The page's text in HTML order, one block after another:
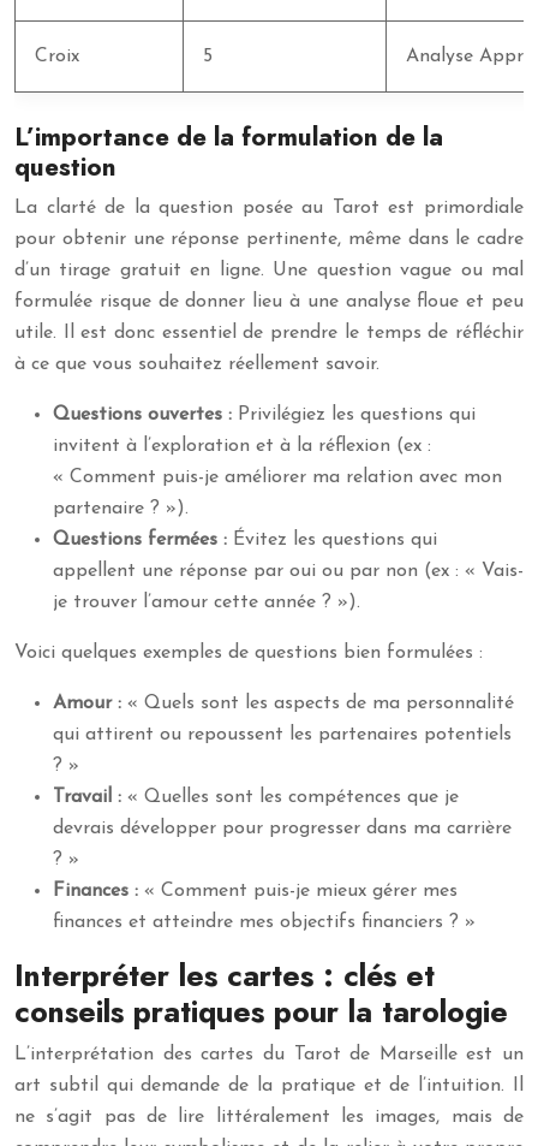
Croix 5 Analyse
L’importance de la formulation de la
question
La clarté de la question posée au Tarot est primordiale
pour obtenir une réponse pertinente, même dans le cadre
d’un tirage gratuit en ligne. Une question vague ou mal
formulée risque de donner lieu à une analyse floue et peu
utile. Il est donc essentiel de prendre le temps de réfléchir
à ce que vous souhaitez réellement savoir.
Questions ouvertes : Privilégiez les questions qui
invitent à l’exploration et à la réflexion (ex :
« Comment puis-je améliorer ma relation avec mon
partenaire ? »).
Questions fermées : Évitez les questions qui
appellent une réponse par oui ou par non (ex : « Vais-
je trouver l’amour cette année ? »).
Voici quelques exemples de questions bien formulées :
Amour : « Quels sont les aspects de ma personnalité
qui attirent ou repoussent les partenaires potentiels
? »
Travail : « Quelles sont les compétences que je
devrais développer pour progresser dans ma carrière
? »
Finances : « Comment puis-je mieux gérer mes
finances et atteindre mes objectifs financiers ? »
Interpréter les cartes : clés et
conseils pratiques pour la tarologie
L’interprétation des cartes du Tarot de Marseille est un
art subtil qui demande de la pratique et de l’intuition. Il
ne s’agit pas de lire littéralement les images, mais de